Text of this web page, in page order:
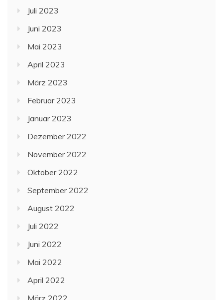
Juli 2023
Juni 2023
Mai 2023
April 2023
März 2023
Februar 2023
Januar 2023
Dezember 2022
November 2022
Oktober 2022
September 2022
August 2022
Juli 2022
Juni 2022
Mai 2022
April 2022
März 2022